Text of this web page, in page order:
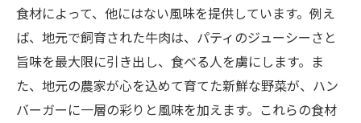
食材によって、他にはない風味を提供しています。例え
ば、地元で飼育された牛肉は、パティのジューシーさと
旨味を最大限に引き出し、食べる人を虜にします。ま
た、地元の農家が心を込めて育てた新鮮な野菜が、ハン
バーガーに一層の彩りと風味を加えます。これらの食材